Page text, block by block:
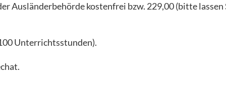
Ausländerbehörde kostenfrei bzw. 229,00 (bitte
Unterrichtsstunden).